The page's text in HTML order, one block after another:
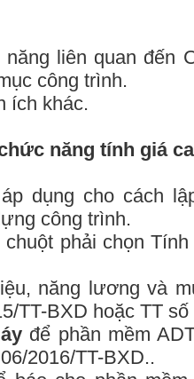
liên quan đến
công trình.
ích khác.
năng tính giá
dụng cho cách
công trình.
phải chọn
năng lương và
TT-BXD hoặc TT
để phần mềm
2016/TT-BXD..